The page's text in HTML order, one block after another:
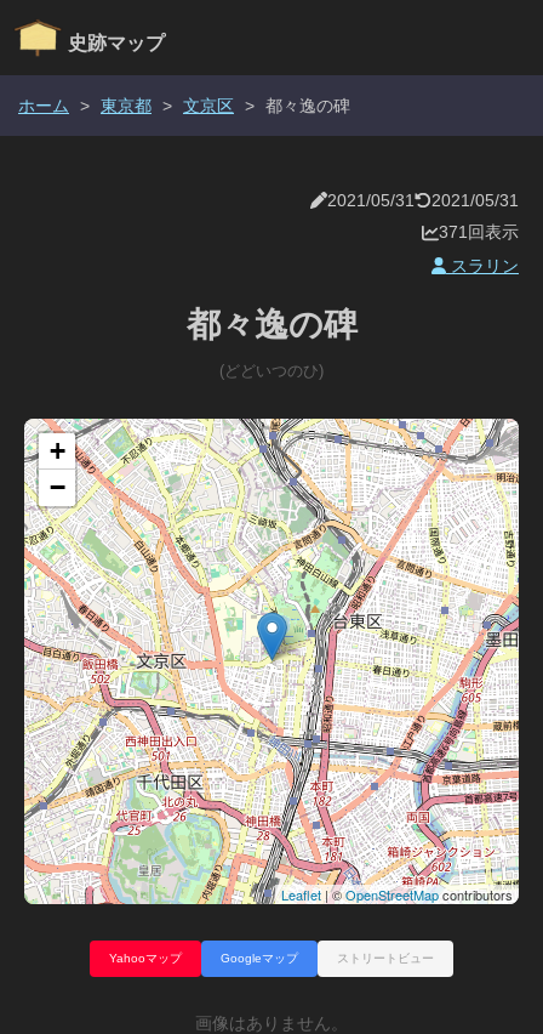
史跡マップ
ホーム > 東京都 > 文京区 > 都々逸の碑
2021/05/31
2021/05/31
371回表示
スラリン
都々逸の碑
(どどいつのひ)
+
−
Leaflet| ©OpenStreetMapcontributors
Yahooマップ Googleマップ ストリートビュー
画像はありません。